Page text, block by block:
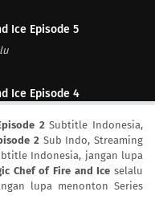
Ice Episode 5
Ice Episode 4
Ice Episode 3
2 Subtitle Indonesia,
2 Sub Indo, Streaming
Indonesia, jangan lupa
Chef of Fire and Ice selalu
lupa menonton Series